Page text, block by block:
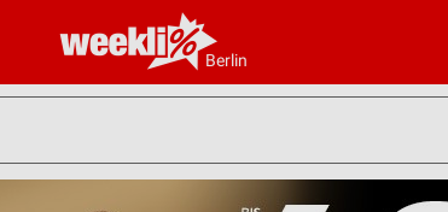
Berlin